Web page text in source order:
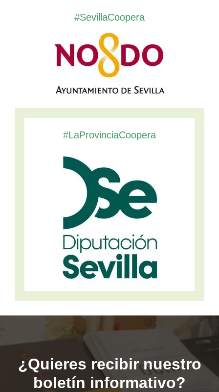
#SevillaCoopera
#LaProvinciaCoopera
¿Quieres recibir nuestro
boletín informativo?